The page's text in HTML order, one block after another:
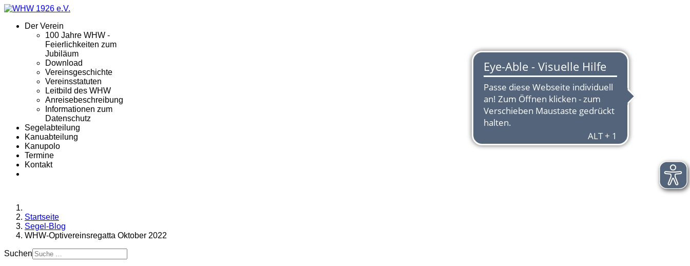
Der Verein
100 Jahre WHW -
Feierlichkeiten zum
Jubiläum
Download
Vereinsgeschichte
Vereinsstatuten
Leitbild des WHW
Anreisebeschreibung
Informationen zum
Datenschutz
Segelabteilung
Kanuabteilung
Kanupolo
Termine
Kontakt
Startseite
Segel-Blog
WHW-Optivereinsregatta Oktober 2022
Suchen